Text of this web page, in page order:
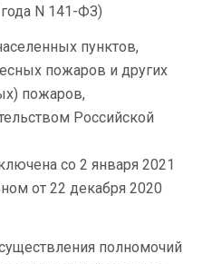
N 141-ФЗ)
пунктов,
пожаров и других
пожаров,
Российской
со 2 января 2021
от 22 декабря 2020
полномочий